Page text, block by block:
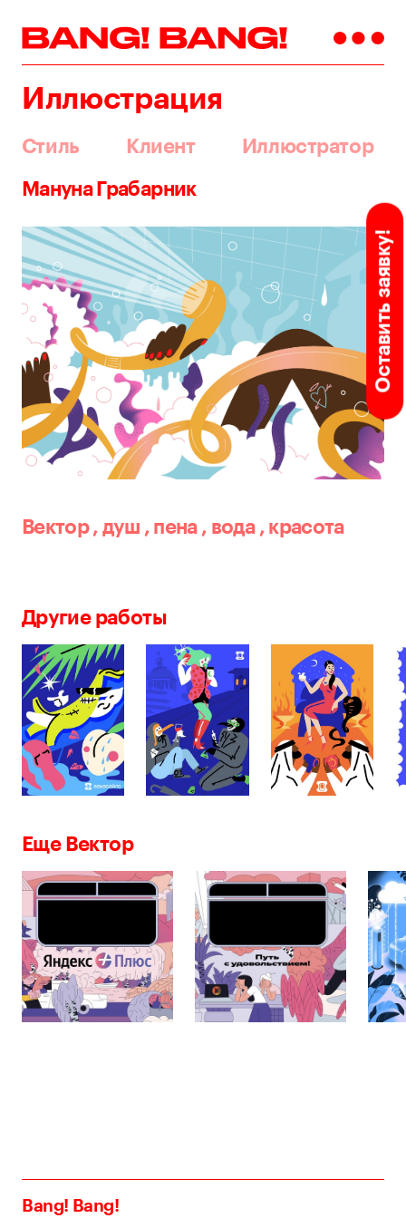
Иллюстрация
Стиль Клиент Иллюстратор
Оставить заявку!
Мануна Грабарник
Вектор,душ , пена , вода , красота
Другие работы
Еще Вектор
Bang! Bang!